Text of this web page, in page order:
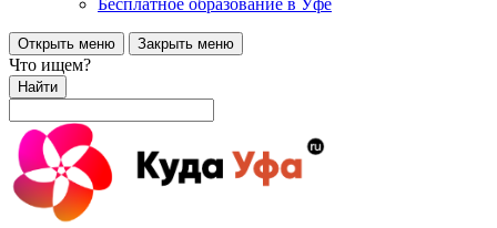
Бесплатное образование в Уфе
Открыть меню Закрыть меню
Что ищем?
Найти